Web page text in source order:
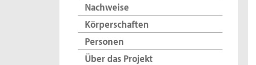
Nachweise
Körperschaften
Personen
Über das Projekt